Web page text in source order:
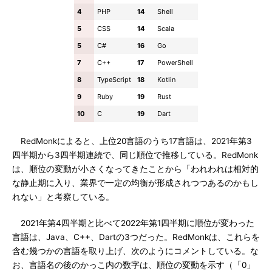
4
PHP 14
Shell
5
CSS 14
Scala
5
C# 16
Go
7
C++ 17
PowerShell
8
TypeScript 18
Kotlin
9
Ruby 19
Rust
10
C 19 Dart
RedMonkによると、上位20言語のうち17言語は、2021年第3
四半期から3四半期連続で、同じ順位で推移している。RedMonk
は、順位の変動が小さくなってきたことから「われわれは相対的
な静止期に入り、業界で一定の均衡が形成されつつあるのかもし
れない」と考察している。
2021年第4四半期と比べて2022年第1四半期に順位が変わった
言語は、Java、C++、Dartの3つだった。RedMonkは、これらを
含む幾つかの言語を取り上げ、次のようにコメントしている。な
お、言語名の後のかっこ内の数字は、順位の変動を示す（「0」